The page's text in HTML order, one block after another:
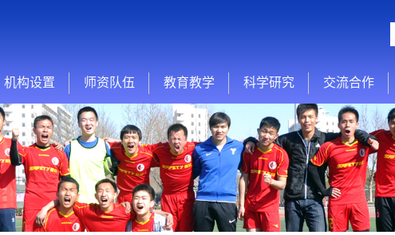
机构设置 师资队伍 教育教学 科学研究 交流合作